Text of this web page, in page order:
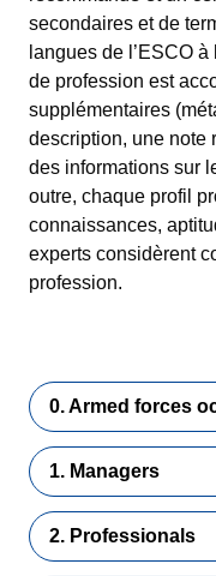
secondaires et de
langues de l’ESCO
de profession est
supplémentaires
description, une note
des informations sur
outre, chaque profil
connaissances,
experts considèrent
profession.
0. Armed forces
1. Managers
2. Professionals